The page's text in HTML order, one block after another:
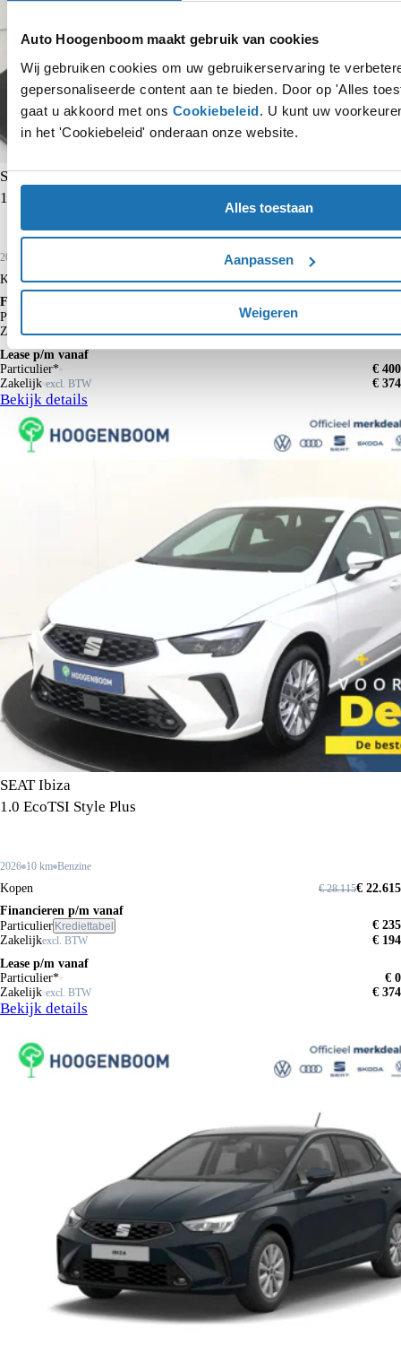
Auto Hoogenboom maakt gebruik van cookies
Wij gebruiken cookies om uw gebruikerservaring te
gepersonaliseerde content aan te bieden. Door op 'Alles
gaat u akkoord met ons Cookiebeleid. U kunt uw
in het 'Cookiebeleid' onderaan onze website.
Alles toestaan
Aanpassen
Weigeren
SEAT Ibiza
1.0 EcoTSI Style Plus
2026
Kopen € 22.390
€ 27.890
Financieren p/m vanaf
Particulier
Zakelijkexcl. BTW
€ 192
Lease p/m vanaf
Particulier*
€ 400
Zakelijk excl. BTW € 374
Bekijk details
SEAT Ibiza
1.0 EcoTSI Style Plus
2026 10 km Benzine
Kopen € 22.615
€ 28.115
Financieren p/m vanaf
Particulier Krediettabel
€ 235
Zakelijkexcl. BTW
€ 194
Lease p/m vanaf
Particulier*
€ 0
Zakelijk excl. BTW € 374
Bekijk details